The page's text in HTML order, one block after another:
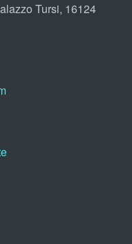
Tursi, 16124